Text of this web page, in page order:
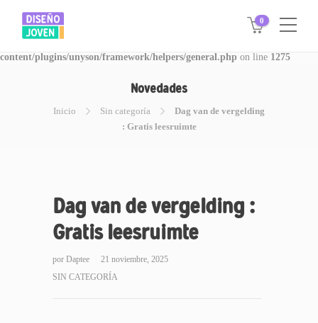
Warning: Invalid argument supplied for foreach() in
/www/disegnojoven.com.ar/htdocs/wp-
content/plugins/unyson/framework/helpers/general.php on line 1275
0
Novedades
Inicio Sin categoría
Dag van de vergelding
: Gratis leesruimte
Dag van de vergelding :
Gratis leesruimte
por Daptee
21 noviembre, 2025
SIN CATEGORÍA